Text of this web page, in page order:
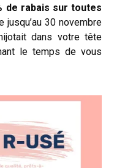
de rabais sur toutes
jusqu’au 30 novembre
dans votre tête
le temps de vous